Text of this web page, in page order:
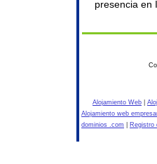
presencia en
Alojamiento Web
Alojamiento web
dominios .com
Registro